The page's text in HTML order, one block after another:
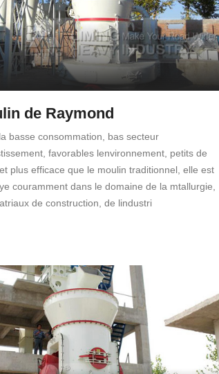
de Raymond
basse consommation, bas secteur
favorables lenvironnement, petits de
plus efficace que le moulin traditionnel, elle est
couramment dans le domaine de la mtallurgie,
de construction, de lindustri